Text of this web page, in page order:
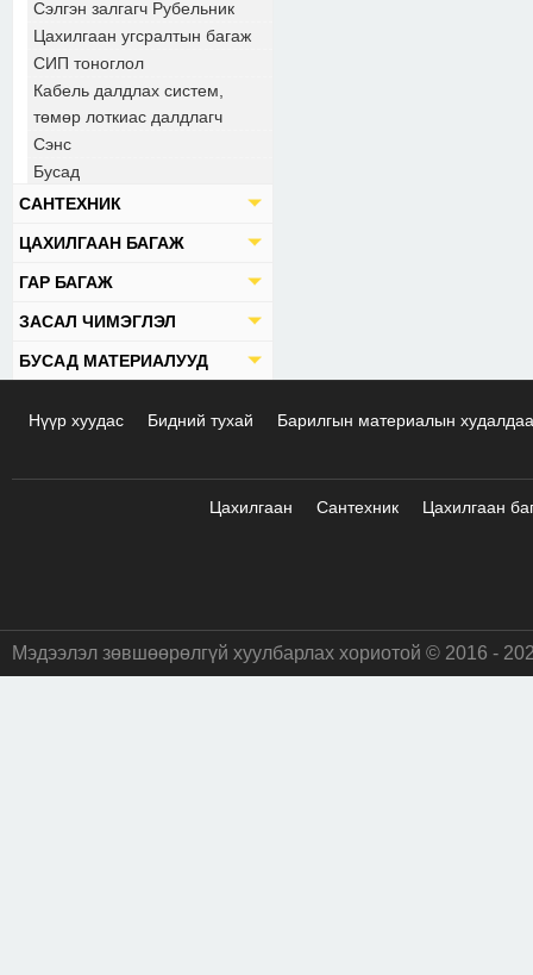
Сэлгэн залгагч Рубельник
Цахилгаан угсралтын багаж
СИП тоноглол
Кабель далдлах систем,
төмөр лоткиас далдлагч
Сэнс
Бусад
САНТЕХНИК
ЦАХИЛГААН БАГАЖ
ГАР БАГАЖ
ЗАСАЛ ЧИМЭГЛЭЛ
БУСАД МАТЕРИАЛУУД
Нүүр хуудас Бидний тухай Барилгын материалын
Цахилгаан Сантехник Цахилгаан
Мэдээлэл зөвшөөрөлгүй хуулбарлах хориотой © 2016 -